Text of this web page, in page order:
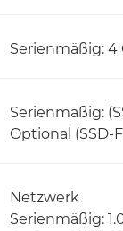
Serienmäßig: 4
Serienmäßig:
Optional (SSD-
Netzwerk
Serienmäßig: